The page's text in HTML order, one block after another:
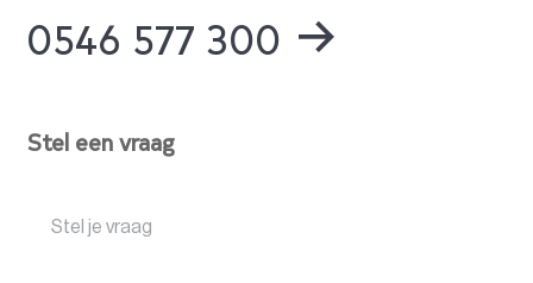
0546 577 300
Stel een vraag